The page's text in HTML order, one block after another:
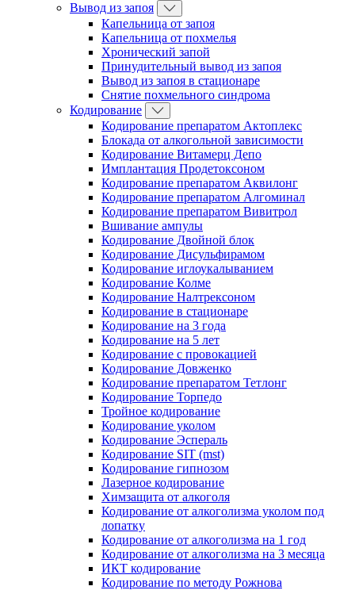
Вывод из запоя
Капельница от запоя
Капельница от похмелья
Хронический запой
Принудительный вывод из запоя
Вывод из запоя в стационаре
Снятие похмельного синдрома
Кодирование
Кодирование препаратом Актоплекс
Блокада от алкогольной зависимости
Кодирование Витамерц Депо
Имплантация Продетоксоном
Кодирование препаратом Аквилонг
Кодирование препаратом Алгоминал
Кодирование препаратом Вивитрол
Вшивание ампулы
Кодирование Двойной блок
Кодирование Дисульфирамом
Кодирование иглоукалыванием
Кодирование Колме
Кодирование Налтрексоном
Кодирование в стационаре
Кодирование на 3 года
Кодирование на 5 лет
Кодирование с провокацией
Кодирование Довженко
Кодирование препаратом Тетлонг
Кодирование Торпедо
Тройное кодирование
Кодирование уколом
Кодирование Эспераль
Кодирование SIT (mst)
Кодирование гипнозом
Лазерное кодирование
Химзащита от алкоголя
Кодирование от алкоголизма уколом под
лопатку
Кодирование от алкоголизма на 1 год
Кодирование от алкоголизма на 3 месяца
ИКТ кодирование
Кодирование по методу Рожнова